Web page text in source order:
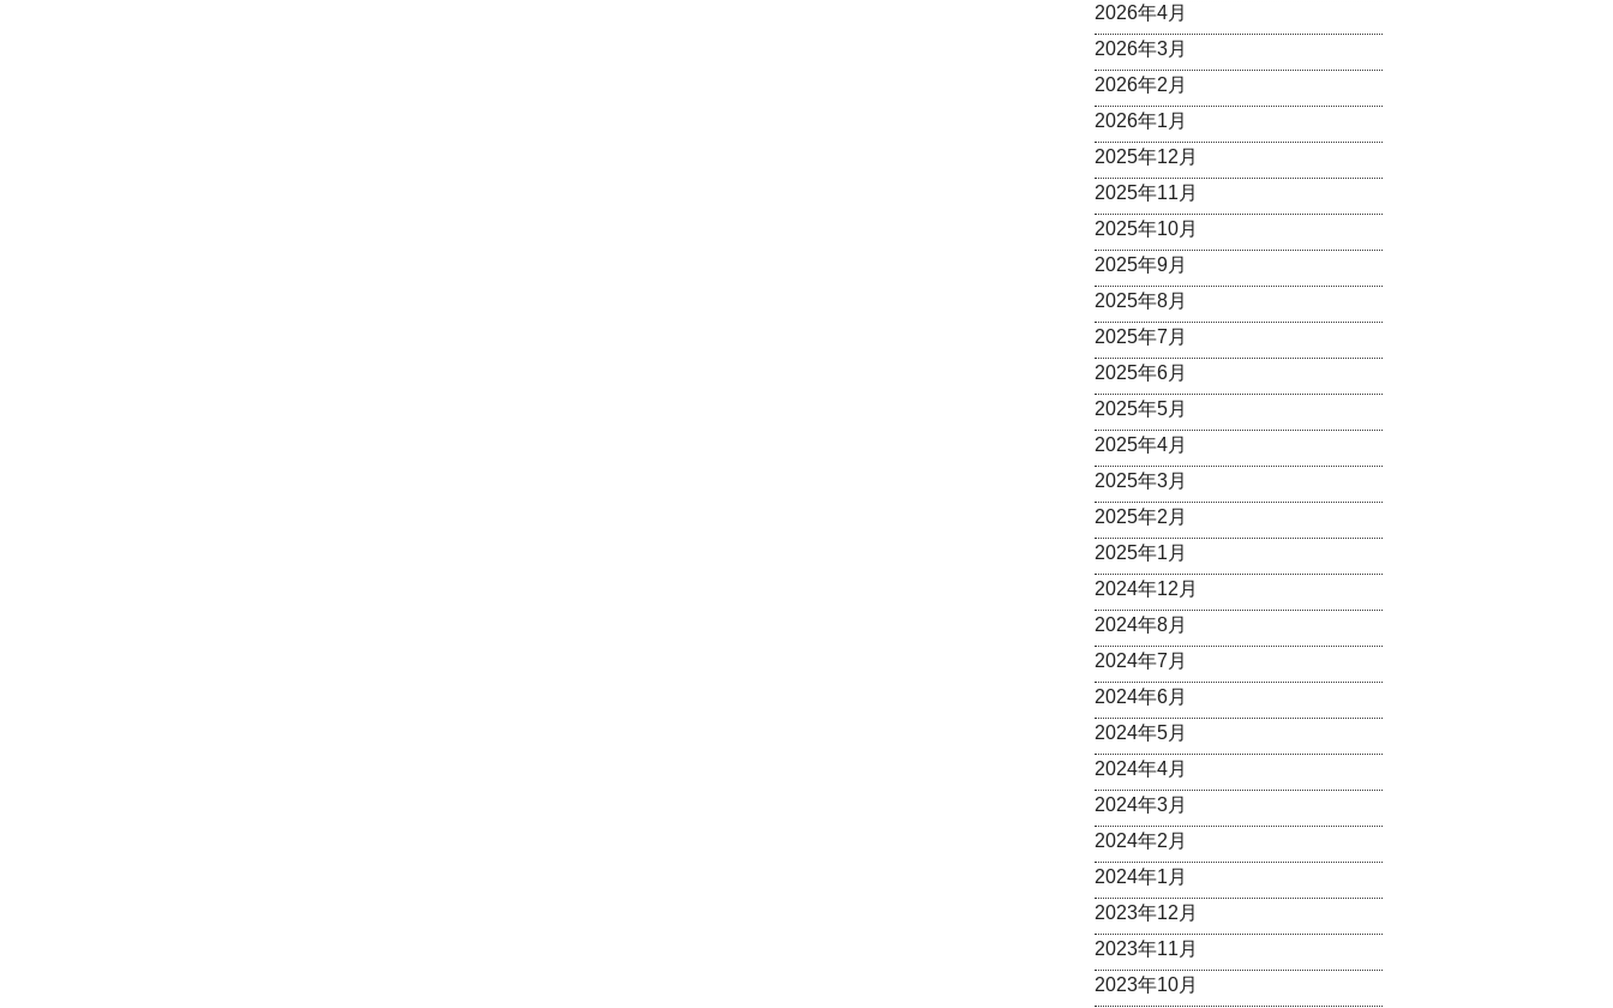
2026年4月
2026年3月
2026年2月
2026年1月
2025年12月
2025年11月
2025年10月
2025年9月
2025年8月
2025年7月
2025年6月
2025年5月
2025年4月
2025年3月
2025年2月
2025年1月
2024年12月
2024年8月
2024年7月
2024年6月
2024年5月
2024年4月
2024年3月
2024年2月
2024年1月
2023年12月
2023年11月
2023年10月